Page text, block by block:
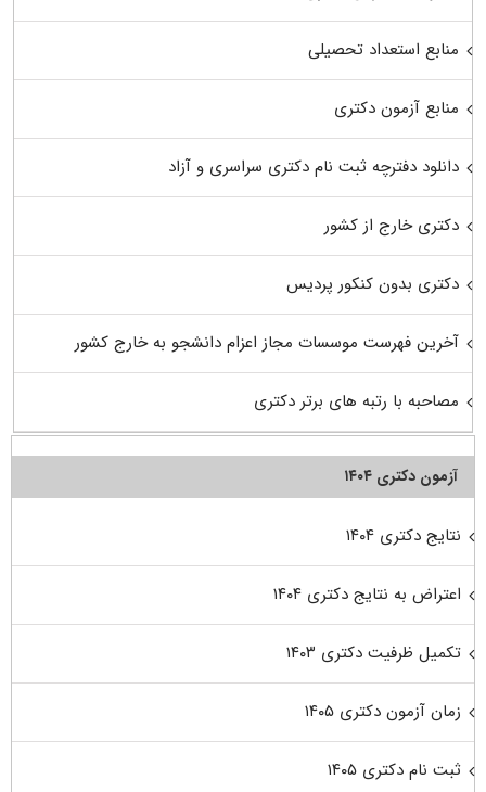
منابع استعداد تحصیلی
منابع آزمون دکتری
دانلود دفترچه ثبت نام دکتری سراسری و آزاد
دکتری خارج از کشور
دکتری بدون کنکور پردیس
آخرین فهرست موسسات مجاز اعزام دانشجو به خارج کشور
مصاحبه با رتبه های برتر دکتری
آزمون دکتری ۱۴۰۴
نتایج دکتری ۱۴۰۴
اعتراض به نتایج دکتری ۱۴۰۴
تکمیل ظرفیت دکتری ۱۴۰۳
زمان آزمون دکتری ۱۴۰۵
ثبت نام دکتری ۱۴۰۵